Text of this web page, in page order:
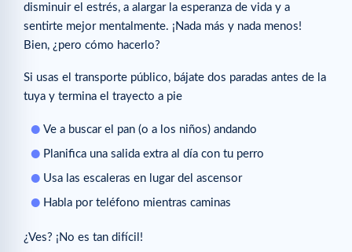
disminuir el estrés, a alargar la esperanza de vida y a
sentirte mejor mentalmente. ¡Nada más y nada menos!
Bien, ¿pero cómo hacerlo?
Si usas el transporte público, bájate dos paradas antes de la
tuya y termina el trayecto a pie
Ve a buscar el pan (o a los niños) andando
Planifica una salida extra al día con tu perro
Usa las escaleras en lugar del ascensor
Habla por teléfono mientras caminas
¿Ves? ¡No es tan difícil!